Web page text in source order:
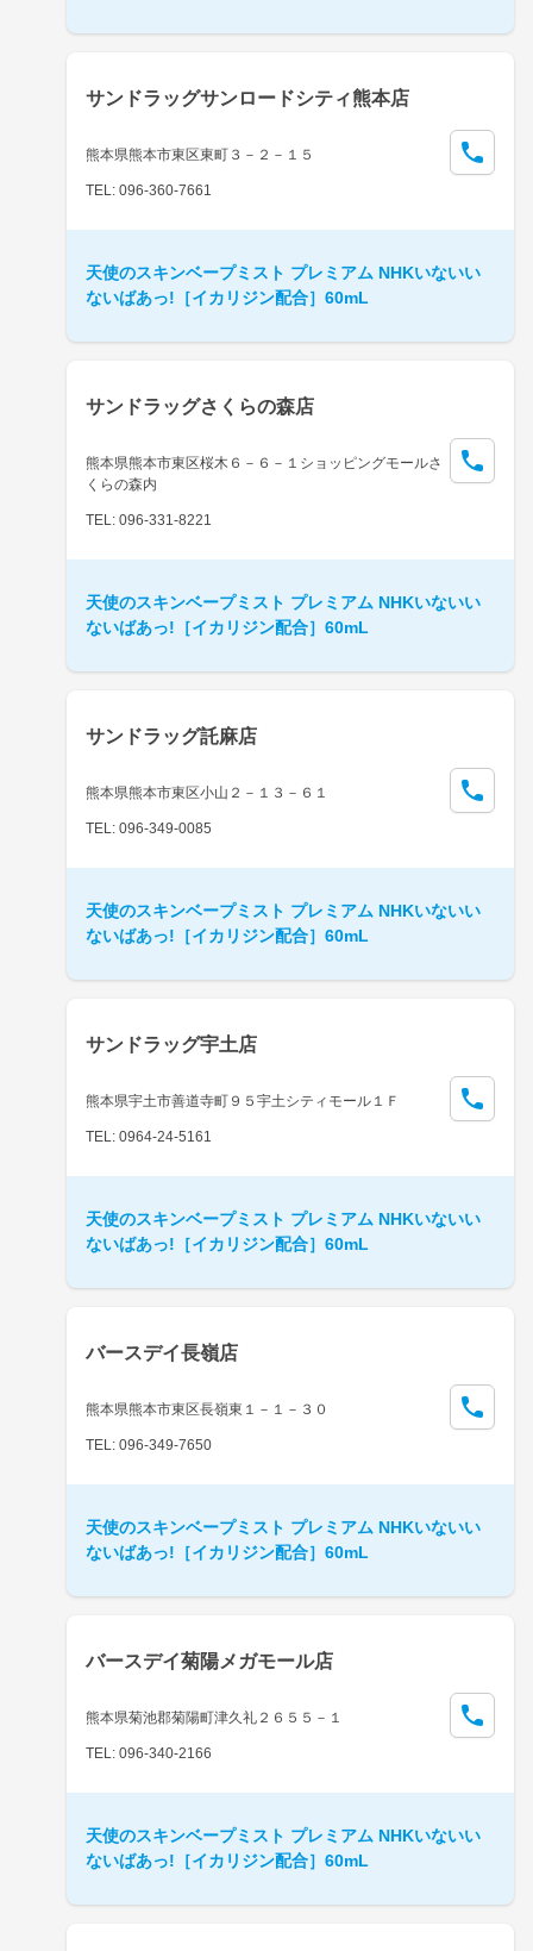
サンドラッグサンロードシティ熊本店
熊本県熊本市東区東町３－２－１５
TEL: 096-360-7661
天使のスキンベープミスト プレミアム NHKいないい
ないばあっ!［イカリジン配合］60mL
サンドラッグさくらの森店
熊本県熊本市東区桜木６－６－１ショッピングモールさ
くらの森内
TEL: 096-331-8221
天使のスキンベープミスト プレミアム NHKいないい
ないばあっ!［イカリジン配合］60mL
サンドラッグ託麻店
熊本県熊本市東区小山２－１３－６１
TEL: 096-349-0085
天使のスキンベープミスト プレミアム NHKいないい
ないばあっ!［イカリジン配合］60mL
サンドラッグ宇土店
熊本県宇土市善道寺町９５宇土シティモール１Ｆ
TEL: 0964-24-5161
天使のスキンベープミスト プレミアム NHKいないい
ないばあっ!［イカリジン配合］60mL
バースデイ長嶺店
熊本県熊本市東区長嶺東１－１－３０
TEL: 096-349-7650
天使のスキンベープミスト プレミアム NHKいないい
ないばあっ!［イカリジン配合］60mL
バースデイ菊陽メガモール店
熊本県菊池郡菊陽町津久礼２６５５－１
TEL: 096-340-2166
天使のスキンベープミスト プレミアム NHKいないい
ないばあっ!［イカリジン配合］60mL